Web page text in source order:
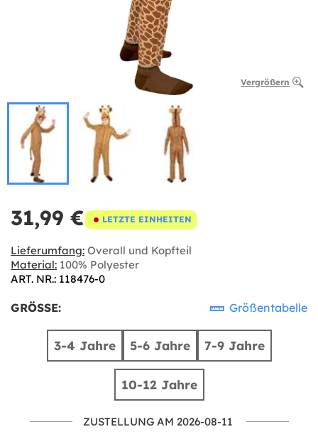
Vergrößern
31,99 € LETZTE EINHEITEN
Lieferumfang: Overall und Kopfteil
Material: 100% Polyester
ART. NR.: 118476-0
GRÖSSE: Größentabelle
3-4 Jahre 5-6 Jahre 7-9 Jahre
10-12 Jahre
ZUSTELLUNG AM 2026-08-11